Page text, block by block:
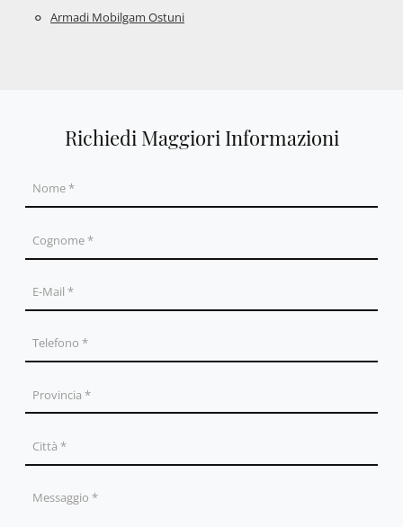
Armadi Mobilgam Ostuni
Richiedi Maggiori Informazioni